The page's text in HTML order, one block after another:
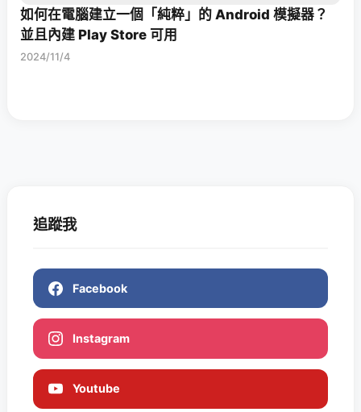
如何在電腦建立一個「純粹」的 Android 模擬器？
並且內建 Play Store 可用
2024/11/4
追蹤我
Facebook
Instagram
Youtube